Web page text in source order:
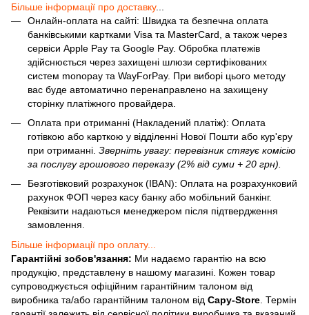
Більше інформації про доставку...
Онлайн-оплата на сайті: Швидка та безпечна оплата
банківськими картками Visa та MasterCard, а також через
сервіси Apple Pay та Google Pay. Обробка платежів
здійснюється через захищені шлюзи сертифікованих
систем monopay та WayForPay. При виборі цього методу
вас буде автоматично перенаправлено на захищену
сторінку платіжного провайдера.
Оплата при отриманні (Накладений платіж): Оплата
готівкою або карткою у відділенні Нової Пошти або кур'єру
при отриманні. Зверніть увагу: перевізник стягує комісію
за послугу грошового переказу (2% від суми + 20 грн).
Безготівковий розрахунок (IBAN): Оплата на розрахунковий
рахунок ФОП через касу банку або мобільний банкінг.
Реквізити надаються менеджером після підтвердження
замовлення.
Більше інформації про оплату...
Гарантійні зобов'язання: Ми надаємо гарантію на всю
продукцію, представлену в нашому магазині. Кожен товар
супроводжується офіційним гарантійним талоном від
виробника та/або гарантійним талоном від Capy-Store . Термін